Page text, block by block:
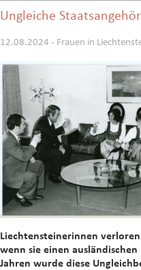
Ungleiche
12.08.2024 - Frauen in
Liechtensteinerinnen
wenn sie einen
Jahren wurde diese